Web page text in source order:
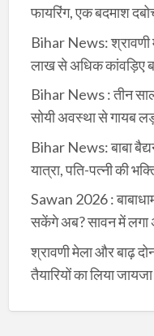
फायरिंग, एक बदमाश
Bihar News: श्रावणी
लाख से अधिक कांवड़िए
Bihar News : तीन
सोयी अवस्था से गायब
Bihar News: बाबा
यात्रा, पति-पत्नी की
Sawan 2026 :
सकेंगे अब? सावन में लगा
श्रावणी मेला और बाढ़
तैयारियों का लिया जायजा